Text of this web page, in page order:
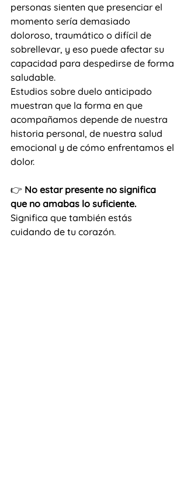
personas sienten que presenciar el
momento sería demasiado
doloroso, traumático o difícil de
sobrellevar, y eso puede afectar su
capacidad para despedirse de forma
saludable.
Estudios sobre duelo anticipado
muestran que la forma en que
acompañamos depende de nuestra
historia personal, de nuestra salud
emocional y de cómo enfrentamos el
dolor.
👉 No estar presente no significa
que no amabas lo suficiente.
Significa que también estás
cuidando de tu corazón.